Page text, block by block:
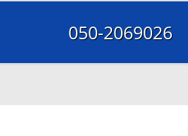
050-2069026